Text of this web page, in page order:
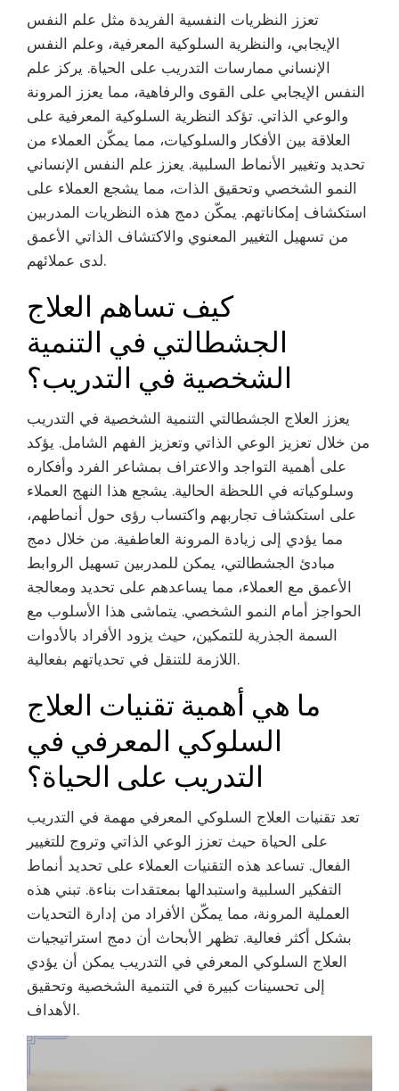
تعزز النظريات النفسية الفريدة مثل علم النفس
الإيجابي، والنظرية السلوكية المعرفية، وعلم النفس
الإنساني ممارسات التدريب على الحياة. يركز علم
النفس الإيجابي على القوى والرفاهية، مما يعزز المرونة
والوعي الذاتي. تؤكد النظرية السلوكية المعرفية على
العلاقة بين الأفكار والسلوكيات، مما يمكّن العملاء من
تحديد وتغيير الأنماط السلبية. يعزز علم النفس الإنساني
النمو الشخصي وتحقيق الذات، مما يشجع العملاء على
استكشاف إمكاناتهم. يمكّن دمج هذه النظريات المدربين
من تسهيل التغيير المعنوي والاكتشاف الذاتي الأعمق
لدى عملائهم.
كيف تساهم العلاج
الجشطالتي في التنمية
الشخصية في التدريب؟
يعزز العلاج الجشطالتي التنمية الشخصية في التدريب
من خلال تعزيز الوعي الذاتي وتعزيز الفهم الشامل. يؤكد
على أهمية التواجد والاعتراف بمشاعر الفرد وأفكاره
وسلوكياته في اللحظة الحالية. يشجع هذا النهج العملاء
على استكشاف تجاربهم واكتساب رؤى حول أنماطهم،
مما يؤدي إلى زيادة المرونة العاطفية. من خلال دمج
مبادئ الجشطالتي، يمكن للمدربين تسهيل الروابط
الأعمق مع العملاء، مما يساعدهم على تحديد ومعالجة
الحواجز أمام النمو الشخصي. يتماشى هذا الأسلوب مع
السمة الجذرية للتمكين، حيث يزود الأفراد بالأدوات
اللازمة للتنقل في تحدياتهم بفعالية.
ما هي أهمية تقنيات العلاج
السلوكي المعرفي في
التدريب على الحياة؟
تعد تقنيات العلاج السلوكي المعرفي مهمة في التدريب
على الحياة حيث تعزز الوعي الذاتي وتروج للتغيير
الفعال. تساعد هذه التقنيات العملاء على تحديد أنماط
التفكير السلبية واستبدالها بمعتقدات بناءة. تبني هذه
العملية المرونة، مما يمكّن الأفراد من إدارة التحديات
بشكل أكثر فعالية. تظهر الأبحاث أن دمج استراتيجيات
العلاج السلوكي المعرفي في التدريب يمكن أن يؤدي
إلى تحسينات كبيرة في التنمية الشخصية وتحقيق
الأهداف.